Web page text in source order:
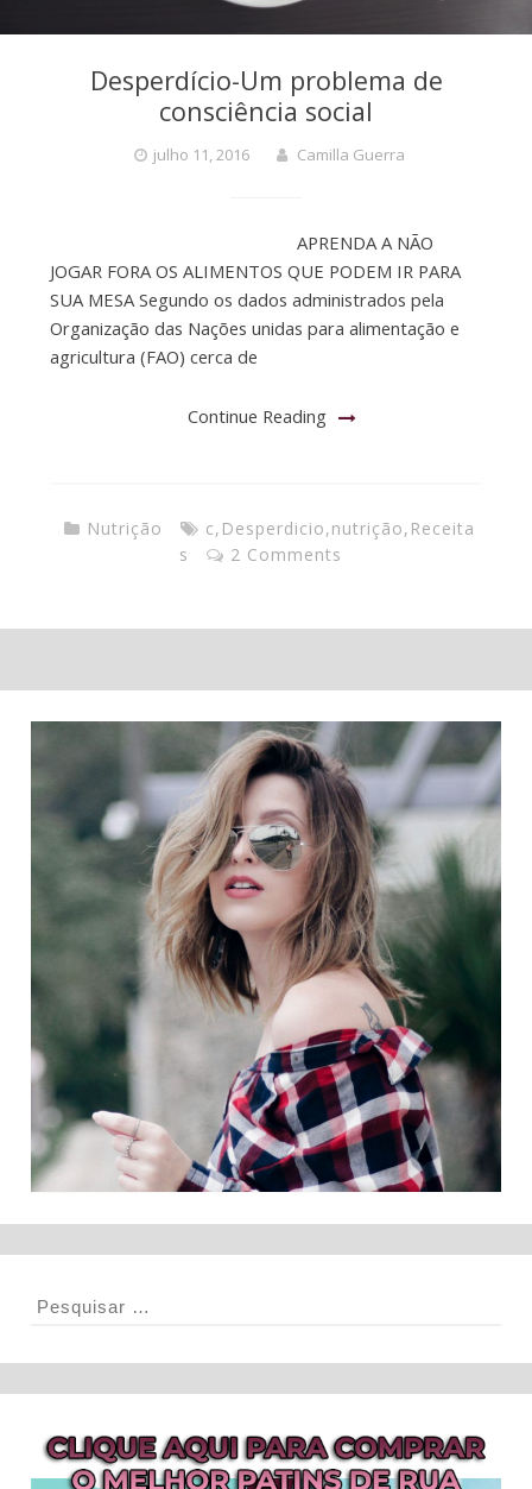
Desperdício-Um problema de
consciência social
julho 11, 2016 Camilla Guerra
APRENDA A NÃO
JOGAR FORA OS ALIMENTOS QUE PODEM IR PARA
SUA MESA Segundo os dados administrados pela
Organização das Nações unidas para alimentação e
agricultura (FAO) cerca de
Continue Reading
Nutrição c, Desperdicio,nutrição, Receita
s
2 Comments